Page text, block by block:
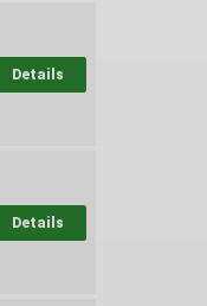
Details
Details